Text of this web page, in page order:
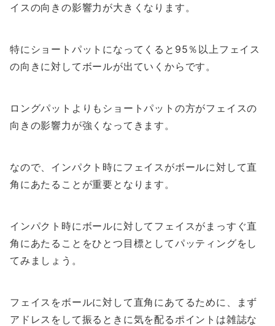
イスの向きの影響力が大きくなります。
特にショートパットになってくると95％以上フェイス
の向きに対してボールが出ていくからです。
ロングパットよりもショートパットの方がフェイスの
向きの影響力が強くなってきます。
なので、インパクト時にフェイスがボールに対して直
角にあたることが重要となります。
インパクト時にボールに対してフェイスがまっすぐ直
角にあたることをひとつ目標としてパッティングをし
てみましょう。
フェイスをボールに対して直角にあてるために、まず
アドレスをして振るときに気を配るポイントは雑誌な